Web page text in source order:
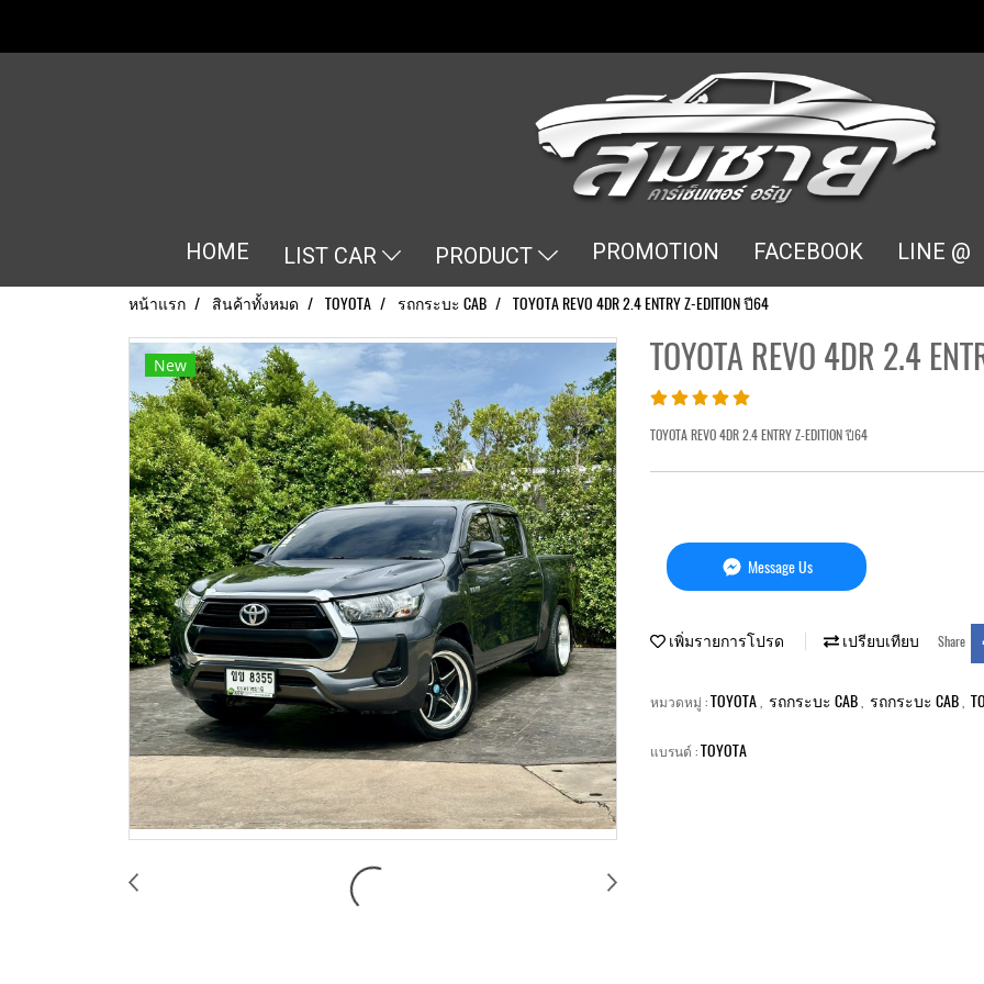
HOME LIST CAR PRODUCT PROMOTION FACEBOOK LINE @
หน้าแรก สินค้าทั้งหมด TOYOTA รถกระบะ CAB TOYOTA REVO 4DR 2.4 ENTRY Z-EDITION ปี64
New TOYOTA REVO 4DR 2.4
TOYOTA REVO 4DR 2.4 ENTRY Z-EDITION ปี64
Message Us
เพิ่มรายการโปรด เปรียบเทียบ Share
หมวดหมู่ :TOYOTA รถกระบะ CAB รถกระบะ CAB
แบรนด์ :TOYOTA